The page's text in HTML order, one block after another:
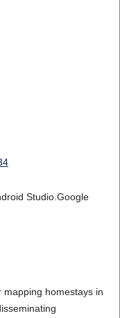
Studio.Google
homestays in